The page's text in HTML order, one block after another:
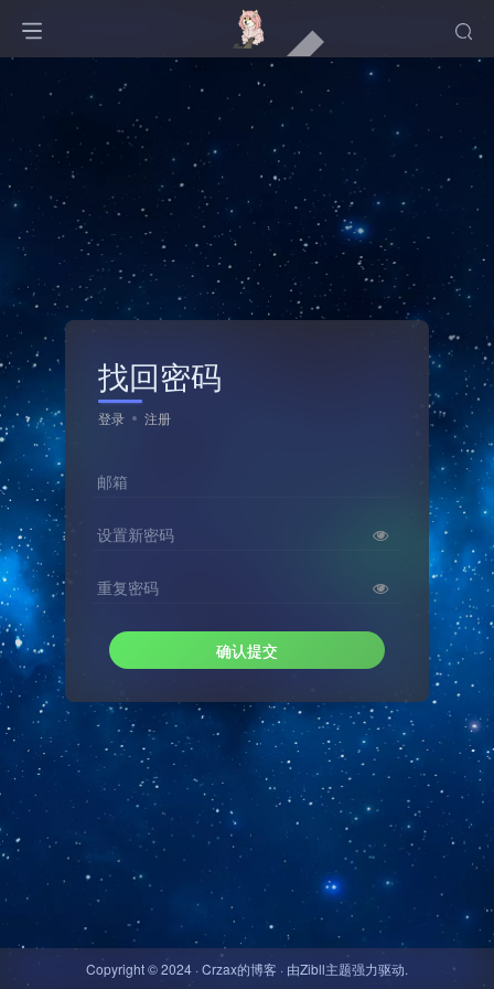
找回密码
登录 注册
邮箱
设置新密码
重复密码
确认提交
Copyright © 2024 ·Crzax的博客 · 由Zibll主题强力驱动.